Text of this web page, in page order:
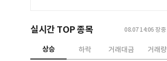
실시간 TOP 종목 08.07 14:06 장중
상승 하락 거래대금 거래량